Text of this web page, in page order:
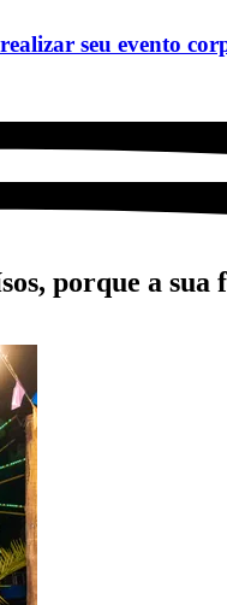
seu evento
porque a sua